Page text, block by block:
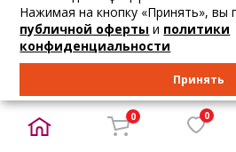
-80%
ПОСЛЕДНИЙ РАЗМЕР
Нажимая на кнопку «Принять», вы
публичной оферты и политики
конфиденциальности
Принять
0 0